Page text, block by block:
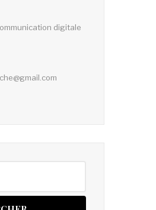
digitale